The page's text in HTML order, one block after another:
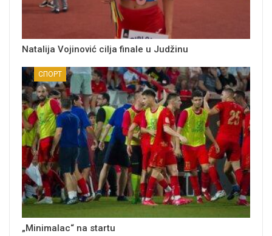
Natalija Vojinović cilja finale u Judžinu
СПОРТ
„Minimalac“ na startu